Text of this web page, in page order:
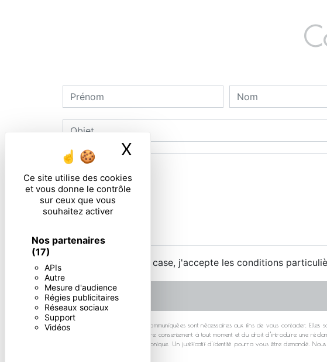
Ce site utilise des cookies
et vous donne le contrôle
sur ceux que vous
souhaitez activer
Nos partenaires
(17)
APIs
Autre
Mesure d'audience
Régies publicitaires
Réseaux sociaux
Support
Vidéos
X Masquer le bandeau
En cochant cette case, j'accepte les conditions
** Les données personnelles communiquées sont nécessaires aux fins de vous contacter.
d’opposition, de retrait de votre consentement à tout moment et du droit d’introduire une
postale ou par courrier électronique. Un justificatif d'identité pourra vous être demandé.